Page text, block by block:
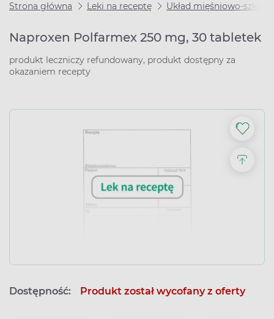
Strona główna Leki na receptę Układ mięśniowo-
Naproxen Polfarmex 250 mg, 30 tabletek
produkt leczniczy refundowany, produkt dostępny za
okazaniem recepty
Dostępność: Produkt został wycofany z oferty